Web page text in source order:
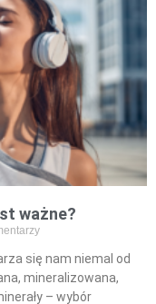
ważne?
się nam niemal od
mineralizowana,
– wybór